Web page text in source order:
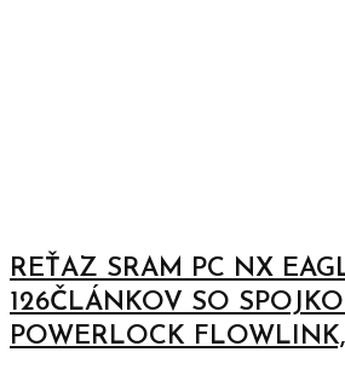
REŤAZ SRAM PC NX
126ČLÁNKOV SO
POWERLOCK